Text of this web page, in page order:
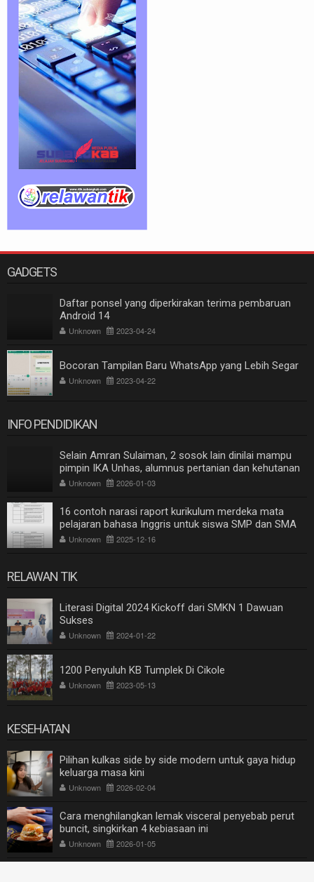
GADGETS
Daftar ponsel yang diperkirakan terima pembaruan
Android 14
Unknown 2023-04-24
Bocoran Tampilan Baru WhatsApp yang Lebih Segar
Unknown 2023-04-22
INFO PENDIDIKAN
Selain Amran Sulaiman, 2 sosok lain dinilai mampu
pimpin IKA Unhas, alumnus pertanian dan kehutanan
Unknown 2026-01-03
16 contoh narasi raport kurikulum merdeka mata
pelajaran bahasa Inggris untuk siswa SMP dan SMA
Unknown 2025-12-16
RELAWAN TIK
Literasi Digital 2024 Kickoff dari SMKN 1 Dawuan
Sukses
Unknown 2024-01-22
1200 Penyuluh KB Tumplek Di Cikole
Unknown 2023-05-13
KESEHATAN
Pilihan kulkas side by side modern untuk gaya hidup
keluarga masa kini
Unknown 2026-02-04
Cara menghilangkan lemak visceral penyebab perut
buncit, singkirkan 4 kebiasaan ini
Unknown 2026-01-05